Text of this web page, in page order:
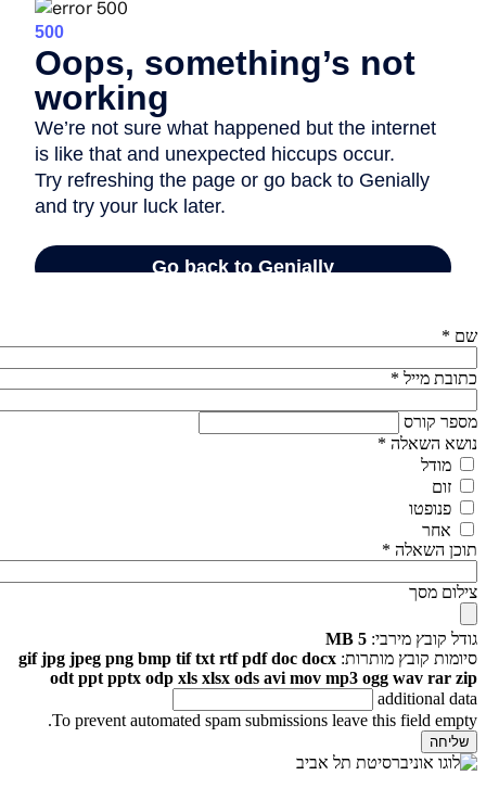
שם *
כתובת מייל *
מספר קורס
נושא השאלה *
מודל
זום
פנופטו
אחר
תוכן השאלה *
צילום מסך
גודל קובץ מירבי: 5 MB
סיומות קובץ מותרות: gif jpg jpeg png bmp tif txt rtf pdf doc docx
odt ppt pptx odp xls xlsx ods avi mov mp3 ogg wav rar zip
additional data
To prevent automated spam submissions leave this field empty.